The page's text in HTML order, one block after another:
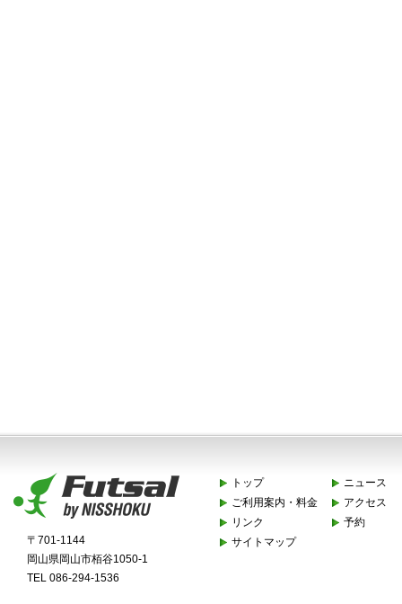
〒701-1144
岡山県岡山市栢谷1050-1
TEL 086-294-1536
トップ
ニュース
ご利用案内・料金
アクセス
リンク
予約
サイトマップ